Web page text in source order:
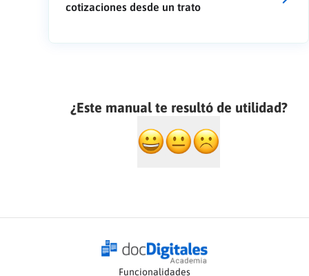
cotizaciones desde un trato
¿Este manual te resultó de utilidad?
Funcionalidades